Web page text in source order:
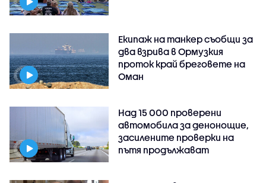
Екипаж на танкер съобщи за
два взрива в Ормузкия
проток край бреговете на
Оман
Над 15 000 проверени
автомобила за денонощие,
засилените проверки на
пътя продължават